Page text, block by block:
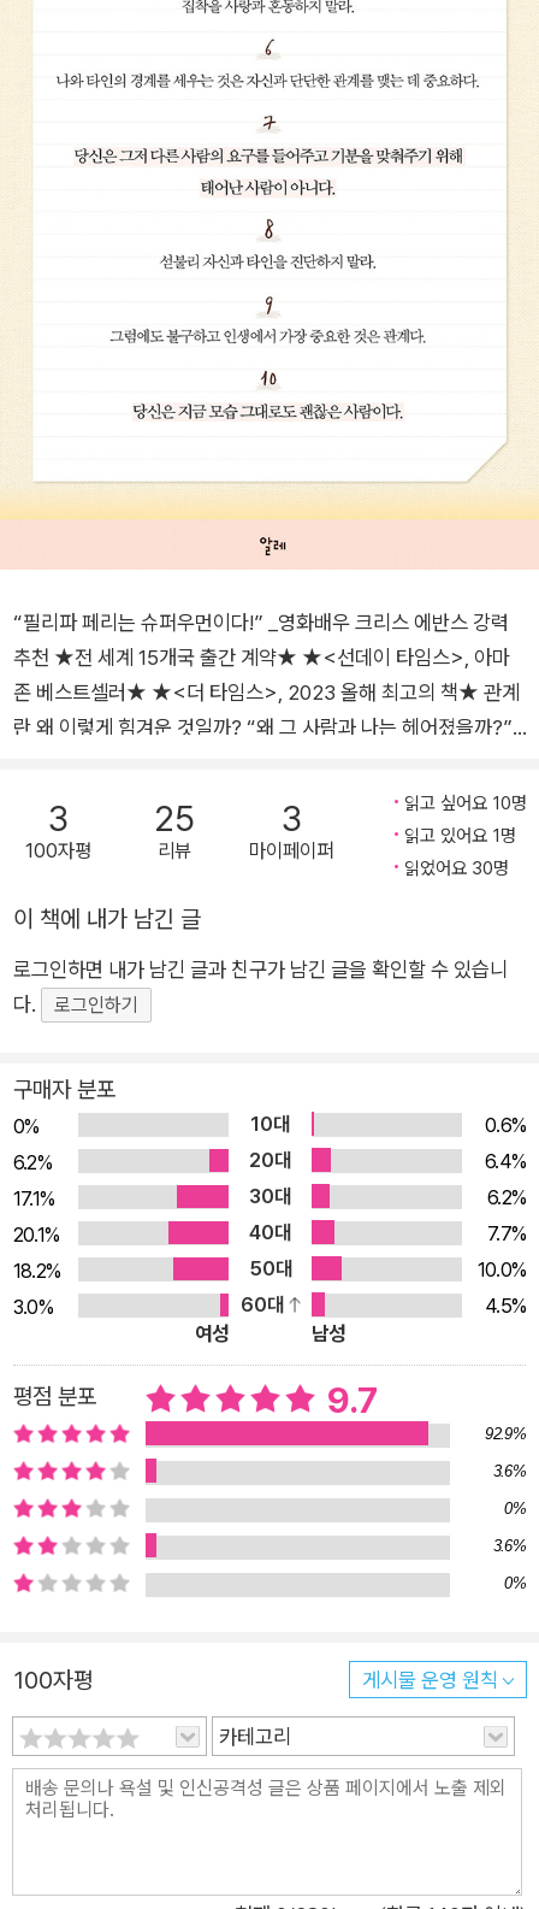
“필리파 페리는 슈퍼우먼이다!” _영화배우 크리스 에반스 강력
추천 ★전 세계 15개국 출간 계약★ ★<선데이 타임스>, 아마
존 베스트셀러★ ★<더 타임스>, 2023 올해 최고의 책★ 관계
란 왜 이렇게 힘겨운 것일까? “왜 그 사람과 나는 헤어졌을까?”,
까?”, “왜 친구들과 어울리기 힘들까?” 이런 고민들로 괴로운 사
람들을 위해 세계적인 베스트셀러 작가이자 심리치료사인 필리
파 페리가 나섰다. 필리파 페리는 수년간 심리치료사로 일하면서
시한다. 관계는 우리의 삶을 풍요롭게도, 때로는 고통스럽게도 만
든다. 특히 우리가 타인과의 관계에서 겪는 문제는 흔히 자신과의
관계에서 비롯되곤 한다. 필리파 페리는 이를 깊이 이해하고, 보
그리고 자신과 견고하고 의미 있는 관계 맺기 가족이나 친구, 지
인에게 배신당하거나 불미스러운 일을 겪은 경험이 있는가? 사
람들은 이러한 일을 한두 번 겪게 되면 이를 패턴으로 인식해 타
인을 경계하고 불신하게 되며 자신을 지키기 위해 타인에게 마음
을 열지 않고 방어적으로 대하게 된다. 또는 반대로 거부당하지
않으려고 자기를 드러내는 일을 경계하기도 한다. 예를 들어, 지
난 연애의 연인이나 친구라고 생각했던 사람에게 크게 덴 경험이
본인에게 패턴으로 인식되어 앞으로 할 모든 경험이 어떤 식으로
능적으로 주저하게 되는 걸 말한다. 더 나아가 인간은 악하고 관
계는 무의미하다는 결론까지 이르게 되기도 한다. 이처럼 두려움
과 불신감을 느낀 사람들이 하게 되는 행동은 크게 두 가지다. 감
정에 지배당하며 숨어 지내는 것, 또는 두려움을 느끼면서도 사람
들과 함께하는 것이다. 저자는 숨는다면 두려움이 계속 커질 뿐이
며, 용기를 내어 두려움을 마주하고 굴하지 않고 행동한다면 새로
운 관계를 쌓아가는 동안 그 두려움이 줄어들 것이라고 말한다.
것을 조언한다. 모든 사람이 나쁜 것은 아니며, 일부는 좋은 사람
이며 그런 사람들과의 관계는 재밌고 흥미로울 수 있다는 것이다.
또 두려움을 극복하고 타인과의 관계를 맺는 데 있어 매우 중요한
것은 무엇보다도 나와 타인 사이 경계를 세우는 것이라고 저자는
강조한다. 경계를 설정하는 것은 단순히 선을 긋는 것 이상의 의
3
100자평
25
리뷰
3
마이페이퍼
읽고 싶어요 10명
읽고 있어요 1명
읽었어요 30명
이 책에 내가 남긴 글
로그인하면 내가 남긴 글과 친구가 남긴 글을 확인할 수 있습니
다.
로그인하기
구매자 분포
0% 10대
0.6%
6.2%
20대
6.4%
17.1%
30대
6.2%
20.1%
40대
7.7%
18.2%
50대
10.0%
3.0%
60대
4.5%
여성
남성
평점 분포 9.7
92.9%
3.6%
0%
3.6%
0%
100자평 게시물 운영 원칙
카테고리